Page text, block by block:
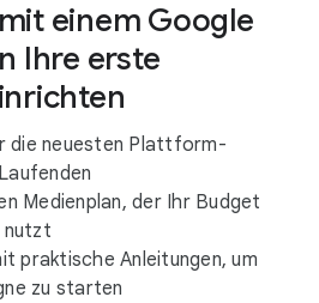
einem Google
Ihre erste
die neuesten Plattform-
Medienplan, der Ihr Budget
nutzt
praktische Anleitungen, um
zu starten